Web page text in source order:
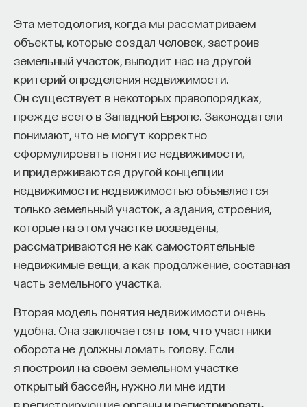
Эта методология, когда мы рассматриваем
объекты, которые создал человек, застроив
земельный участок, выводит нас на другой
критерий определения недвижимости.
Он существует в некоторых правопорядках,
прежде всего в Западной Европе. Законодатели
понимают, что не могут корректно
сформулировать понятие недвижимости,
и придерживаются другой концепции
недвижимости: недвижимостью объявляется
только земельный участок, а здания, строения,
которые на этом участке возведены,
рассматриваются не как самостоятельные
недвижимые вещи, а как продолжение, составная
часть земельного участка.
Вторая модель понятия недвижимости очень
удобна. Она заключается в том, что участники
оборота не должны ломать голову. Если
я построил на своем земельном участке
открытый бассейн, нужно ли мне идти
в регистрирующие органы и регистрировать
он хочет создавать, а затем разворачивать это
в своей деятельности. Когда университет
работает только под заказ, он занимает совсем
другую роль. У классического университета есть
редкая возможность — мыслить на длинной
дистанции и реально влиять на будущее: на то,
как будет мыслить элита, как будет устроена
экономика и как в целом будет разворачиваться
общество».
Знание нельзя просто передать
старую проблему совсем уж неустранимой.
Но и привычная университетская схема, в которой
преподаватель что-то рассказал, студент что-то
записал, а затем попытался пересказать это
наизусть, тоже почти не оставляет места для